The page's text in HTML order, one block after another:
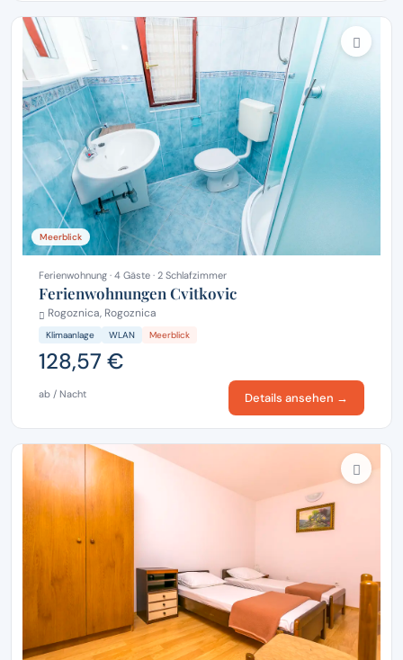
Meerblick
Ferienwohnung · 4 Gäste · 2 Schlafzimmer
Ferienwohnungen Cvitkovic
Rogoznica, Rogoznica
Klimaanlage WLAN Meerblick
128,57 €
ab / Nacht Details ansehen →